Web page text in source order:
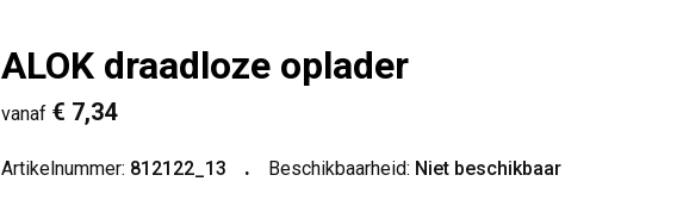
ALOK draadloze oplader
vanaf € 7,34
Artikelnummer: 812122_13 Beschikbaarheid: Niet beschikbaar